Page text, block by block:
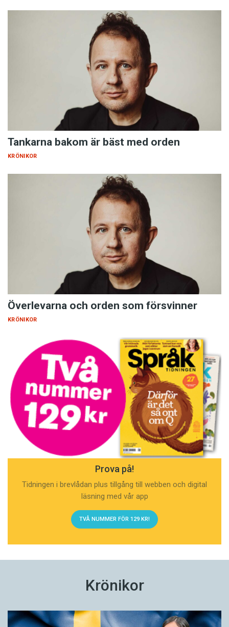
Tankarna bakom är bäst med orden
KRÖNIKOR
Överlevarna och orden som försvinner
KRÖNIKOR
Prova på!
Tidningen i brevlådan plus tillgång till webben och digital
läsning med vår app
TVÅ NUMMER FÖR 129 KR!
Krönikor